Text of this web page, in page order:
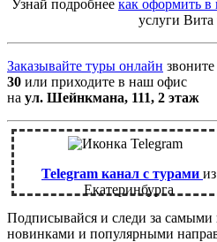
Узнай подробнее как оформить в
услуги Вита
Заказывайте туры онлайн
30 или приходите в наш офис
на ул. Шейнкмана, 111, 2 этаж
Telegram канал с турами из
Екатеринбурга
Подписывайся и следи за
новинками и популярными